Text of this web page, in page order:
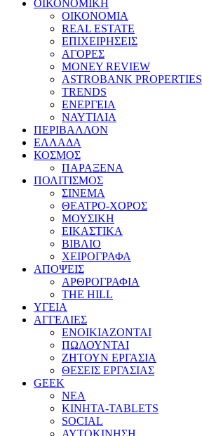
ΟΙΚΟΝΟΜΙΚΗ
ΟΙΚΟΝΟΜΙΑ
REAL ESTATE
ΕΠΙΧΕΙΡΗΣΕΙΣ
ΑΓΟΡΕΣ
MONEY REVIEW
ASTROBANK PROPERTIES
TRENDS
ΕΝΕΡΓΕΙΑ
ΝΑΥΤΙΛΙΑ
ΠΕΡΙΒΑΛΛΟΝ
ΕΛΛΑΔΑ
ΚΟΣΜΟΣ
ΠΑΡΑΞΕΝΑ
ΠΟΛΙΤΙΣΜΟΣ
ΣΙΝΕΜΑ
ΘΕΑΤΡΟ-ΧΟΡΟΣ
ΜΟΥΣΙΚΗ
ΕΙΚΑΣΤΙΚΑ
ΒΙΒΛΙΟ
ΧΕΙΡΟΓΡΑΦΑ
ΑΠΟΨΕΙΣ
ΑΡΘΡΟΓΡΑΦΙΑ
THE HILL
ΥΓΕΙΑ
ΑΓΓΕΛΙΕΣ
ΕΝΟΙΚΙΑΖΟΝΤΑΙ
ΠΩΛΟΥΝΤΑΙ
ΖΗΤΟΥΝ ΕΡΓΑΣΙΑ
ΘΕΣΕΙΣ ΕΡΓΑΣΙΑΣ
GEEK
ΝΕΑ
ΚΙΝΗΤΑ-TABLETS
SOCIAL
ΑΥΤΟΚΙΝΗΣΗ